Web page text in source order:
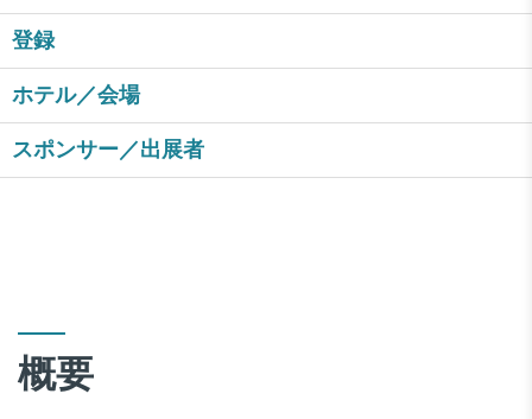
登録
ホテル／会場
スポンサー／出展者
概要